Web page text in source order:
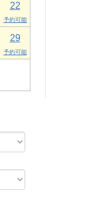
22
29